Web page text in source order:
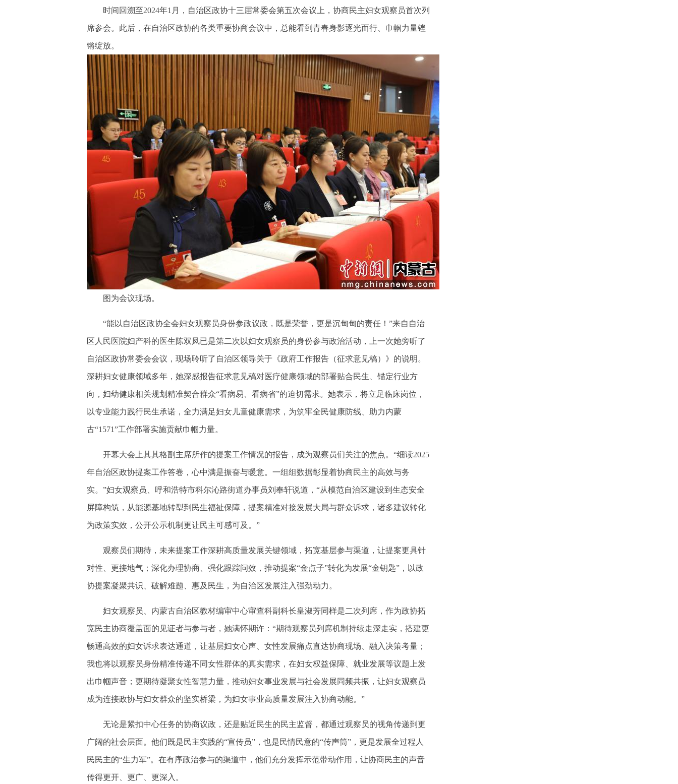
时间回溯至2024年1月，自治区政协十三届常委会第五次会议上，协商民主妇女观察员首次列
席参会。此后，在自治区政协的各类重要协商会议中，总能看到青春身影逐光而行、巾帼力量铿
锵绽放。
图为会议现场。
“能以自治区政协全会妇女观察员身份参政议政，既是荣誉，更是沉甸甸的责任！”来自自治
区人民医院妇产科的医生陈双凤已是第二次以妇女观察员的身份参与政治活动，上一次她旁听了
自治区政协常委会会议，现场聆听了自治区领导关于《政府工作报告（征求意见稿）》的说明。
深耕妇女健康领域多年，她深感报告征求意见稿对医疗健康领域的部署贴合民生、锚定行业方
向，妇幼健康相关规划精准契合群众“看病易、看病省”的迫切需求。她表示，将立足临床岗位，
以专业能力践行民生承诺，全力满足妇女儿童健康需求，为筑牢全民健康防线、助力内蒙
古“1571”工作部署实施贡献巾帼力量。
开幕大会上其其格副主席所作的提案工作情况的报告，成为观察员们关注的焦点。“细读2025
年自治区政协提案工作答卷，心中满是振奋与暖意。一组组数据彰显着协商民主的高效与务
实。”妇女观察员、呼和浩特市科尔沁路街道办事员刘奉轩说道，“从模范自治区建设到生态安全
屏障构筑，从能源基地转型到民生福祉保障，提案精准对接发展大局与群众诉求，诸多建议转化
为政策实效，公开公示机制更让民主可感可及。”
观察员们期待，未来提案工作深耕高质量发展关键领域，拓宽基层参与渠道，让提案更具针
对性、更接地气；深化办理协商、强化跟踪问效，推动提案“金点子”转化为发展“金钥匙”，以政
协提案凝聚共识、破解难题、惠及民生，为自治区发展注入强劲动力。
妇女观察员、内蒙古自治区教材编审中心审查科副科长皇淑芳同样是二次列席，作为政协拓
宽民主协商覆盖面的见证者与参与者，她满怀期许：“期待观察员列席机制持续走深走实，搭建更
畅通高效的妇女诉求表达通道，让基层妇女心声、女性发展痛点直达协商现场、融入决策考量；
我也将以观察员身份精准传递不同女性群体的真实需求，在妇女权益保障、就业发展等议题上发
出巾帼声音；更期待凝聚女性智慧力量，推动妇女事业发展与社会发展同频共振，让妇女观察员
成为连接政协与妇女群众的坚实桥梁，为妇女事业高质量发展注入协商动能。”
无论是紧扣中心任务的协商议政，还是贴近民生的民主监督，都通过观察员的视角传递到更
广阔的社会层面。他们既是民主实践的“宣传员”，也是民情民意的“传声筒”，更是发展全过程人
民民主的“生力军”。在有序政治参与的渠道中，他们充分发挥示范带动作用，让协商民主的声音
传得更开、更广、更深入。